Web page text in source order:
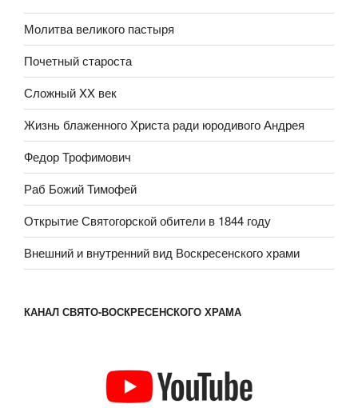
Молитва великого пастыря
Почетный староста
Сложный XX век
Жизнь блаженного Христа ради юродивого Андрея
Федор Трофимович
Раб Божий Тимофей
Открытие Святогорской обители в 1844 году
Внешний и внутренний вид Воскресенского храми
КАНАЛ СВЯТО-ВОСКРЕСЕНСКОГО ХРАМА